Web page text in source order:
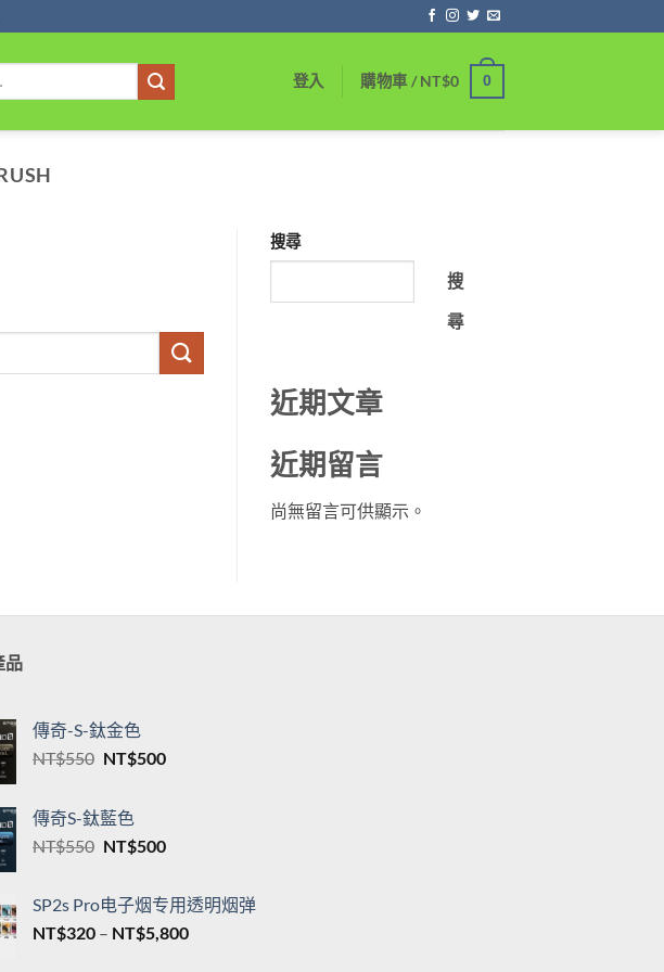
登入 購物車 /NT$0 0
搜尋
搜
尋
近期文章
近期留言
尚無留言可供顯示。
品
傳奇-S-鈦金色
NT$550 原
格：
NT$550。
NT$500目
NT$500。
傳奇S-鈦藍色
NT$550 原
格：
NT$550。
NT$500目
格：
NT$500。
SP2s Pro电子烟专用透明烟弹
NT$320 – NT$5,800價